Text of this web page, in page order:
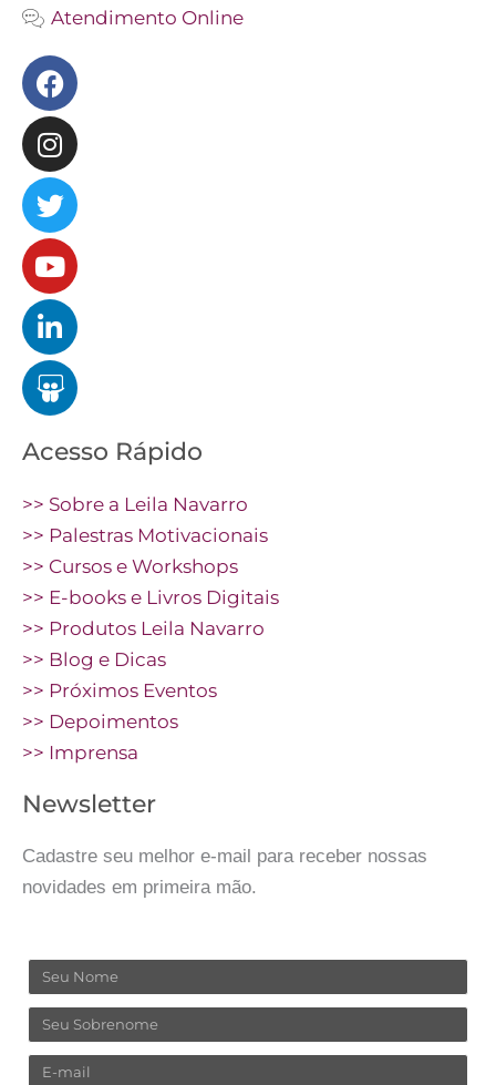
Atendimento Online
Facebook
Instagram
Twitter
Youtube
Linkedin
Slideshare
Acesso Rápido
>> Sobre a Leila Navarro
>> Palestras Motivacionais
>> Cursos e Workshops
>> E-books e Livros Digitais
>> Produtos Leila Navarro
>> Blog e Dicas
>> Próximos Eventos
>> Depoimentos
>> Imprensa
Newsletter
Cadastre seu melhor e-mail para receber nossas
novidades em primeira mão.
Nome
Sobrenome
Email